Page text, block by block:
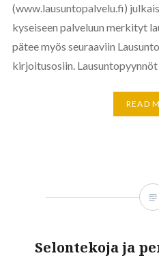
(www.lausuntopalvelu.fi)
kyseiseen palveluun merkityt
pätee myös seuraaviin
kirjoitusosiin. Lausuntopyynnöt
READ
Selontekoja ja